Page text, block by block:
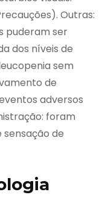
Outras:
puderam ser
dos níveis de
sem
de
adversos
foram
de